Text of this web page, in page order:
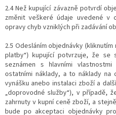
2.4 Než kupující závazně potvrdí
změnit veškeré údaje uvedené v
opravy chyb vzniklých při zadávání
2.5 Odesláním objednávky
platby“) kupující potvrzuje, že se
seznámen s hlavními
ostatními náklady, a to náklady
vynášku anebo instalaci zboží a
„doprovodné služby“), v případě,
zahrnuty v kupní ceně zboží, a
bude po akceptaci objednávky